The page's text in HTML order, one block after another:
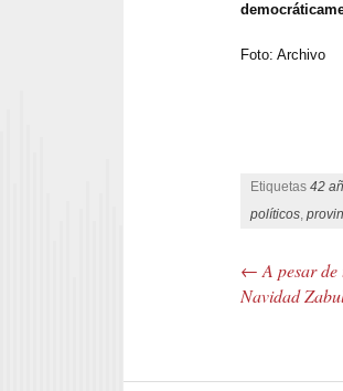
Foto: Archivo
Etiquetas 42
políticos
Post
← A pesar de
Navidad